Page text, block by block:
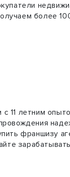
более
11 летним
франшизу